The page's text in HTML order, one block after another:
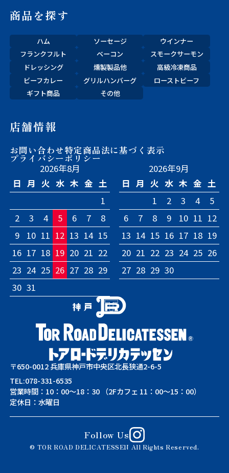
〒650-0012 兵庫県神戸市中央区北長狭通2-6-5
TEL:078-331-6535
営業時間：10：00～18：30 （2Fカフェ 11：00～15：00）
定休日：水曜日
2026年8月
日 月 火 水 木 金 土
1
2
3 4 5 6 7
8
9
10 11 12 13 14 15
16 17 18 19 20 21 22
23 24 25 26 27 28 29
30 31
2026年9月
日 月 火 水 木 金 土
1
2 3 4
5
6
7 8 9 10 11 12
13 14 15 16 17 18 19
20 21 22 23 24 25 26
27 28 29 30
商品を探す
ハム ソーセージ
ウインナー
フランクフルト
ベーコン
スモークサーモン
ドレッシング
燻製製品他
高級冷凍商品
ビーフカレー
グリルハンバーグ
ローストビーフ
ギフト商品
その他
店舗情報
お問い合わせ特定商品法に基づく表示
プライバシーポリシー
Follow Us
© TOR ROAD DELICATESSEN All Rights Reserved.